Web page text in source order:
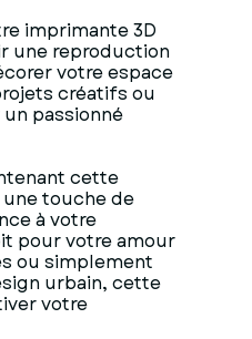
imprimante 3D
une reproduction
votre espace
créatifs ou
passionné
cette
touche de
à votre
pour votre amour
ou simplement
urbain, cette
votre